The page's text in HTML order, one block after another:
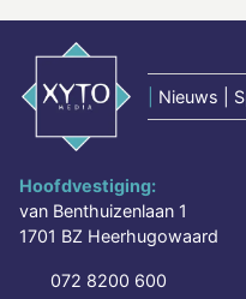
Nieuws |
Hoofdvestiging:
van Benthuizenlaan 1
1701 BZ Heerhugowaard
072 8200 600